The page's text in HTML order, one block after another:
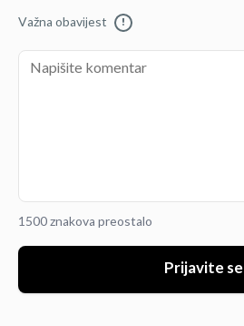
Važna obavijest !
1500 znakova preostalo
Prijavite se